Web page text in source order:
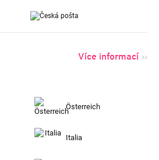
Více informací
Österreich
Italia